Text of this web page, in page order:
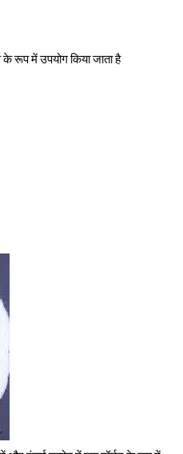
के रूप में उपयोग किया जाता है